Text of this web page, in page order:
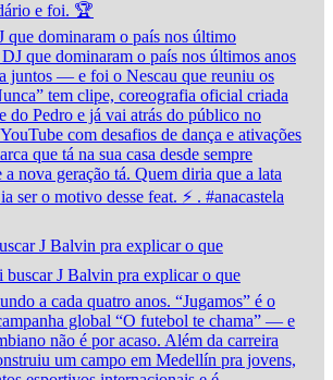
que dominaram o país nos último
J Balvin pra explicar o que